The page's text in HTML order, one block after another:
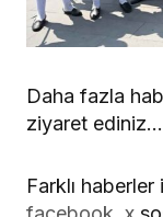
Daha fazla
ziyaret ediniz…
Farklı haberler